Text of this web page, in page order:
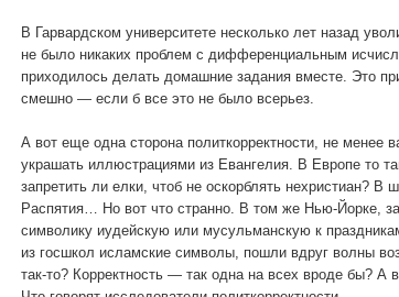
В Гарвардском университете несколько лет назад
не было никаких проблем с дифференциальным
приходилось делать домашние задания вместе. Это
смешно — если б все это не было всерьез.
А вот еще одна сторона политкорректности, не менее
украшать иллюстрациями из Евангелия. В Европе то
запретить ли елки, чтоб не оскорблять нехристиан?
Распятия… Но вот что странно. В том же Нью-Йорке,
символику иудейскую или мусульманскую к
из госшкол исламские символы, пошли вдруг волны
так-то? Корректность — так одна на всех вроде бы? А